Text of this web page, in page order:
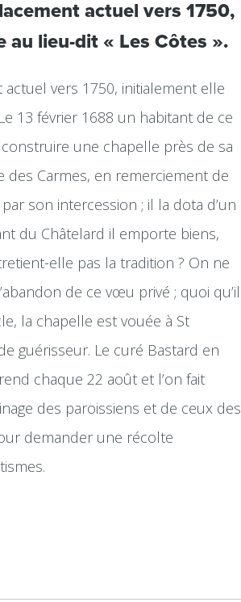
actuel vers 1750,
lieu-dit « Les Côtes ».
vers 1750, initialement elle
13 février 1688 un habitant de ce
une chapelle près de sa
des Carmes, en remerciement de
son intercession ; il la dota d’un
du Châtelard il emporte biens,
elle pas la tradition ? On ne
de ce vœu privé ; quoi qu’il
la chapelle est vouée à St
guérisseur. Le curé Bastard en
chaque 22 août et l’on fait
des paroissiens et de ceux des
demander une récolte